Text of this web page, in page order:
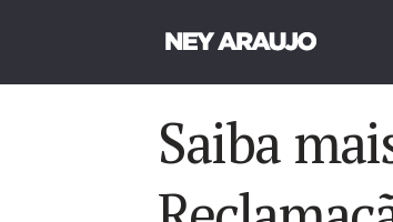
Saiba